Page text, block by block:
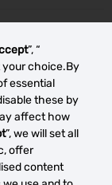
”, “
your choice.By
essential
these by
affect how
”, we will set all
offer
content
SW Location
Location
Auto Location
Location